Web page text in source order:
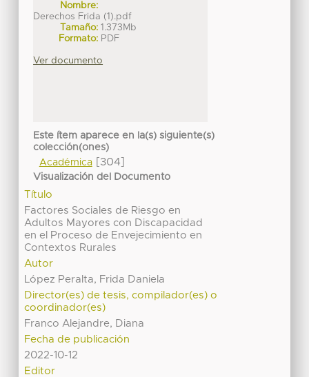
Nombre:
Derechos Frida (1).pdf
Tamaño: 1.373Mb
Formato: PDF
Ver documento
Este ítem aparece en la(s) siguiente(s)
colección(ones)
Académica[304]
Visualización del Documento
Título
Factores Sociales de Riesgo en
Adultos Mayores con Discapacidad
en el Proceso de Envejecimiento en
Contextos Rurales
Autor
López Peralta, Frida Daniela
Director(es) de tesis, compilador(es) o
coordinador(es)
Franco Alejandre, Diana
Fecha de publicación
2022-10-12
Editor